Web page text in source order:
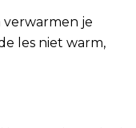
verwarmen je
les niet warm,